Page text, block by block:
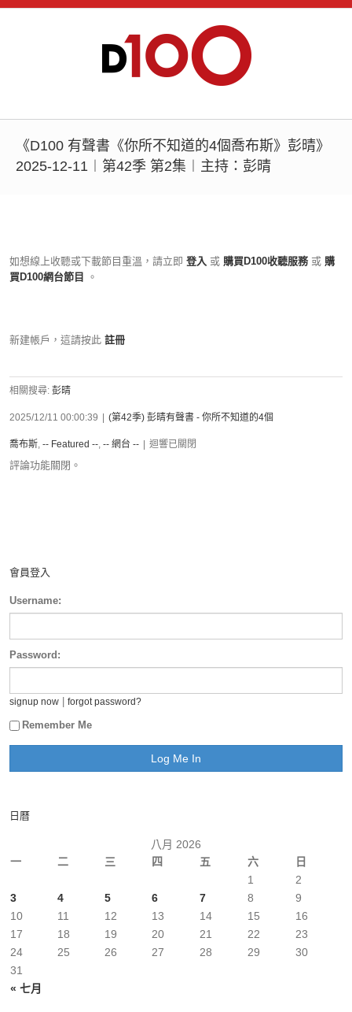
《D100 有聲書《你所不知道的4個喬布斯》彭晴》
2025-12-11︱第42季 第2集︱主持：彭晴
如想線上收聽或下載節目重溫，請立即 登入 或 購買D100收聽服務 或 購
買D100網台節目
。
新建帳戶，這請按此 註冊
相關搜尋: 彭晴
2025/12/11 00:00:39 (第42季) 彭晴有聲書 - 你所不知道的4個
喬布斯, -- Featured --, -- 網台 -- 迴響已關閉
評論功能關閉。
會員登入
Username:
Password:
signup now forgot password?
Remember Me
日曆
八月 2026
一
二 三 四 五 六 日
« 七月
1
2
3
4 5 6 7 8
9
10
11 12 13 14 15
16
17
18 19 20 21 22
23
24
25 26 27 28 29
30
31